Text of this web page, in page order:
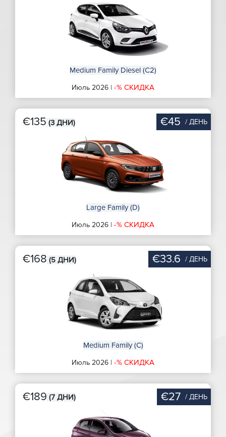
Medium Family Diesel (C2)
Июль 2026 | -% СКИДКА
€135 (3 ДНИ) €45 / ДЕНЬ
Large Family (D)
Июль 2026 | -% СКИДКА
€168 (5 ДНИ) €33.6 / ДЕНЬ
Medium Family (C)
Июль 2026 | -% СКИДКА
€189 (7 ДНИ) €27 / ДЕНЬ